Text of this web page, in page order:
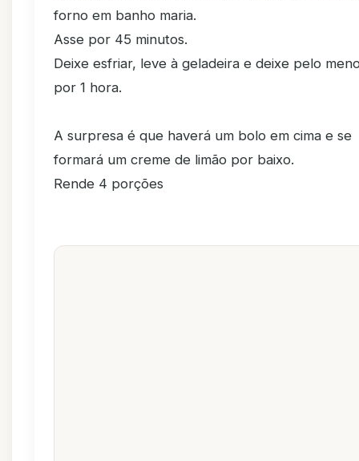
forno em banho maria.
Asse por 45 minutos.
Deixe esfriar, leve à geladeira e deixe pelo
por 1 hora.
A surpresa é que haverá um bolo em cima e se
formará um creme de limão por baixo.
Rende 4 porções